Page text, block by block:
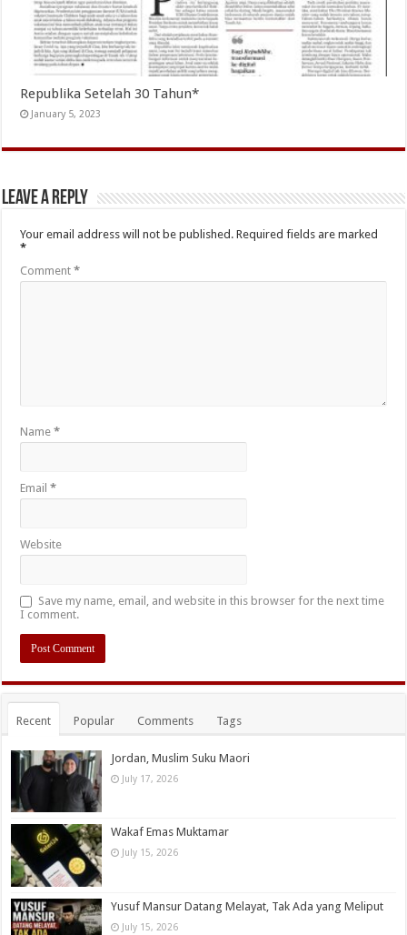
Republika Setelah 30 Tahun*
January 5, 2023
Leave a Reply
Your email address will not be published. Required fields are marked
*
Comment*
Name*
Email*
Website
Save my name, email, and website in this browser for the next time
I comment.
Recent Popular Comments Tags
Jordan, Muslim Suku Maori
July 17, 2026
Wakaf Emas Muktamar
July 15, 2026
Yusuf Mansur Datang Melayat, Tak Ada yang Meliput
July 15, 2026